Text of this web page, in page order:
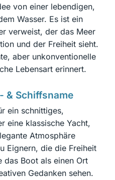
von einer lebendigen,
Wasser. Es ist ein
verweist, der das Meer
und der Freiheit sieht.
aber unkonventionelle
Lebensart erinnert.
& Schiffsname
ein schnittiges,
eine klassische Yacht,
Atmosphäre
Eignern, die die Freiheit
das Boot als einen Ort
Gedanken sehen.